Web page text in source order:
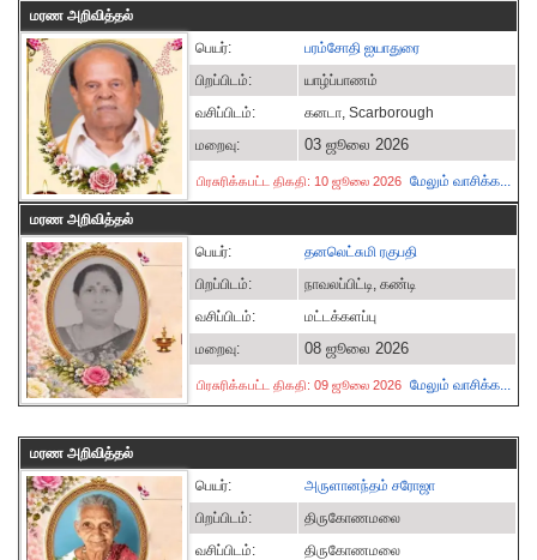
மரண அறிவித்தல்
பெயர்:
பரம்சோதி ஐயாதுரை
பிறப்பிடம்:
யாழ்ப்பாணம்
வசிப்பிடம்:
கனடா, Scarborough
மறைவு:
03 ஜூலை 2026
பிரசுரிக்கபட்ட திகதி: 10 ஜூலை 2026 மேலும் வாசிக்க...
மரண அறிவித்தல்
பெயர்:
தனலெட்சுமி ரகுபதி
பிறப்பிடம்:
நாவலப்பிட்டி, கண்டி
வசிப்பிடம்:
மட்டக்களப்பு
மறைவு:
08 ஜூலை 2026
பிரசுரிக்கபட்ட திகதி: 09 ஜூலை 2026 மேலும் வாசிக்க...
மரண அறிவித்தல்
பெயர்:
அருளானந்தம் சரோஜா
பிறப்பிடம்:
திருகோணமலை
வசிப்பிடம்:
திருகோணமலை